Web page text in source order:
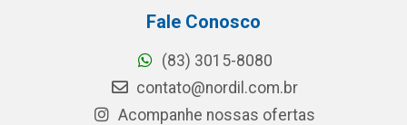
Fale Conosco
(83) 3015-8080
contato@nordil.com.br
Acompanhe nossas ofertas